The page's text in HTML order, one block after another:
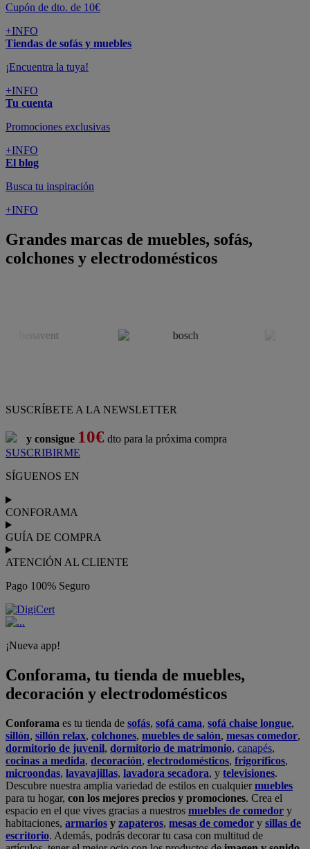
Cupón de dto. de 10€
+INFO
Tiendas de sofás y muebles
¡Encuentra la tuya!
+INFO
Tu cuenta
Promociones exclusivas
+INFO
El blog
Busca tu inspiración
+INFO
Grandes marcas de muebles, sofás,
colchones y electrodomésticos
SUSCRÍBETE A LA NEWSLETTER
y consigue 10€ dto para la próxima compra
SUSCRIBIRME
SÍGUENOS EN
CONFORAMA
GUÍA DE COMPRA
ATENCIÓN AL CLIENTE
Pago 100% Seguro
¡Nueva app!
Conforama, tu tienda de muebles,
decoración y electrodomésticos
Conforama es tu tienda de sofás, sofá cama, sofá chaise longue,
sillón, sillón relax, colchones, muebles de salón, mesas comedor,
dormitorio de juvenil, dormitorio de matrimonio, canapés,
cocinas a medida, decoración, electrodomésticos, frigoríficos,
microondas, lavavajillas, lavadora secadora, y televisiones.
Descubre nuestra amplia variedad de estilos en cualquiermuebles
para tu hogar, con los mejores precios y promociones. Crea el
espacio en el que vives gracias a nuestros muebles de comedor y
habitaciones, armarios y zapateros, mesas de comedor y sillas de
escritorio. Además, podrás decorar tu casa con multitud de